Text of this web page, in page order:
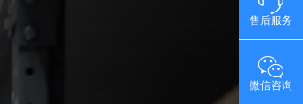
售后服务
微信咨询